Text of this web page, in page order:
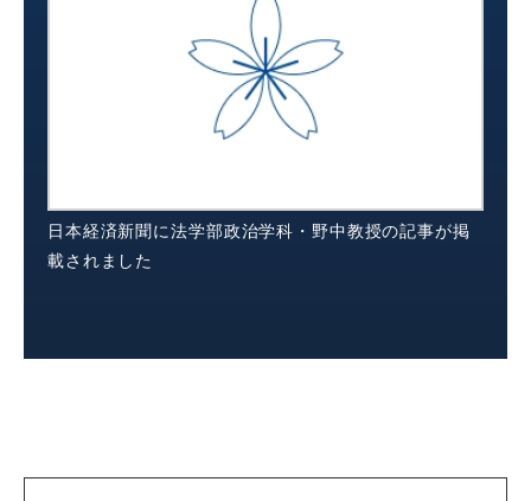
日本経済新聞に法学部政治学科・野中教授の記事が掲
載されました